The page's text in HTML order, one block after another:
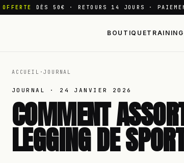
DÈS 50€ · RETOURS 14 JOURS ·
BOUTIQUETRAINING
ACCUEIL ·JOURNAL
JOURNAL · 24 JANVIER 2026
COMMENT
LEGGING DE